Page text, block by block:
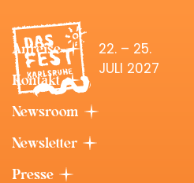
22. – 25.
JULI 2027
Anreise
Kontakt
Newsroom
Newsletter
Presse